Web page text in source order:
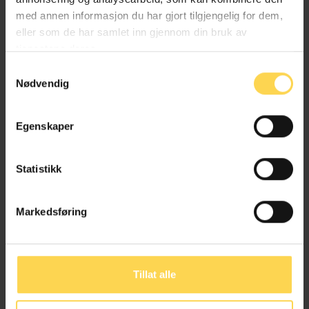
med annen informasjon du har gjort tilgjengelig for dem,
eller som de har samlet inn gjennom din bruk av
tjenestene deres.
Nødvendig
Egenskaper
Statistikk
Markedsføring
Tillat alle
Ny vikarierende
redaksjonskonsulent i Karnov
Karnov Group Norway har ansatt Trine